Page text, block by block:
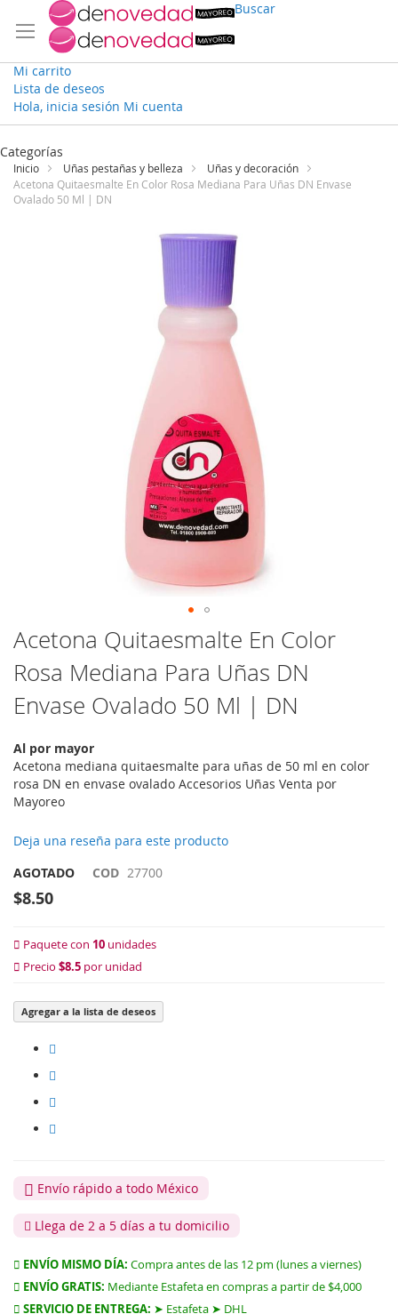
Buscar
Mi carrito
Lista de deseos
Hola, inicia sesión Mi cuenta
Ir
contenido
Categorías
Inicio Uñas pestañas y belleza
Uñas y decoración
Acetona Quitaesmalte En Color Rosa Mediana Para Uñas DN Envase
Ovalado 50 Ml | DN
Saltar
al
comienzo
de
la
imágenes
Acetona Quitaesmalte En Color
Rosa Mediana Para Uñas DN
Envase Ovalado 50 Ml | DN
Al por mayor
Acetona mediana quitaesmalte para uñas de 50 ml en color
rosa DN en envase ovalado Accesorios Uñas Venta por
Mayoreo
Deja una reseña para este producto
AGOTADO
COD 27700
$8.50
Paquete con 10 unidades
Precio $8.5 por unidad
Agregar a la lista de deseos
Envío rápido a todo México
Llega de 2 a 5 días a tu domicilio
ENVÍO MISMO DÍA: Compra antes de las 12 pm (lunes a viernes)
ENVÍO GRATIS: Mediante Estafeta en compras a partir de $4,000
SERVICIO DE ENTREGA: ➤ Estafeta ➤ DHL